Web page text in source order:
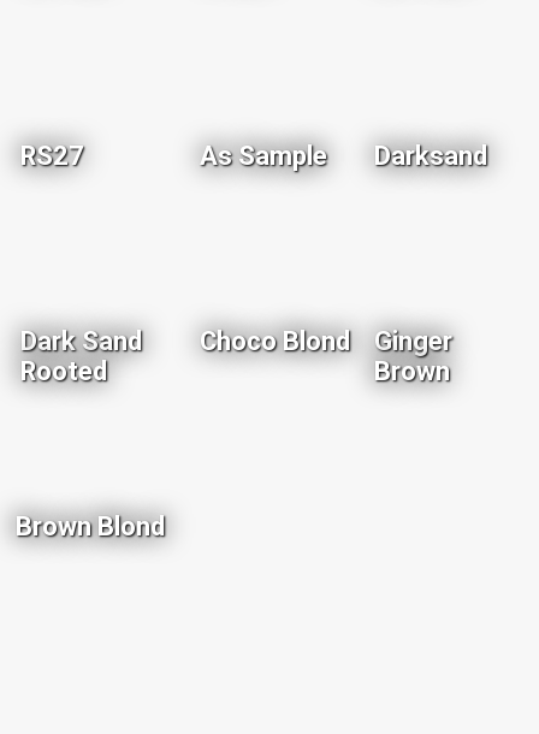
RS27 As Sample Darksand
Dark Sand
Rooted
Choco Blond
Ginger
Brown
Brown Blond